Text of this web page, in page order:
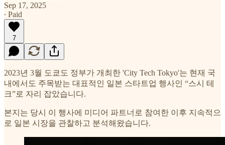
Sep 17, 2025
∙ Paid
7
2023년 3월 도쿄도 정부가 개최한 'City Tech Tokyo'는 현재 국
내에서도 주목받는 대표적인 일본 스타트업 행사인 “스시 테
크”로 자리 잡았습니다.
본지는 당시 이 행사에 미디어 파트너로 참여한 이후 지속적으
로 일본 시장을 관찰하고 분석해왔습니다.